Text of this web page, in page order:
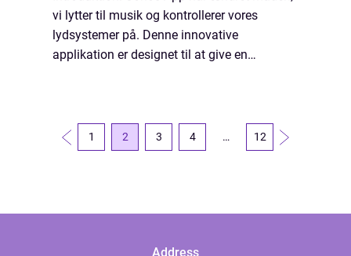
vi lytter til musik og kontrollerer vores
lydsystemer på. Denne innovative
applikation er designet til at give en
1 2 3 4 … 12
Address